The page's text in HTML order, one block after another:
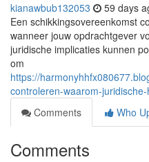
kianawbub132053 59 days
Een schikkingsovereenkomst
wanneer jouw opdrachtgever
juridische implicaties kunnen
om
https://
controleren-waarom-
Comments
Who
Comments